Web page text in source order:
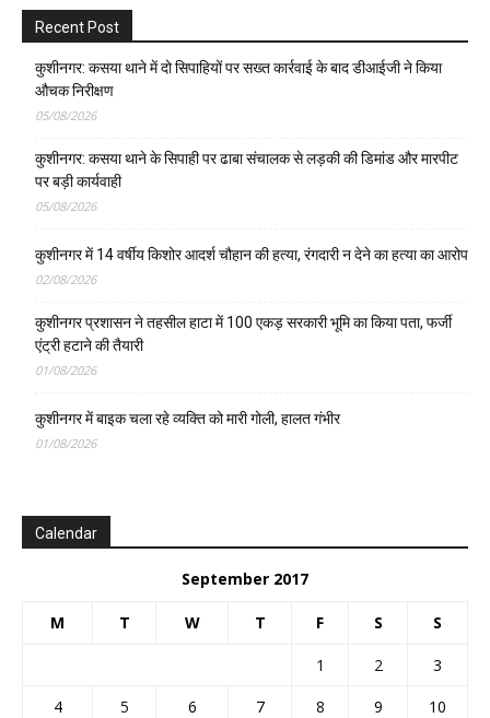
Recent Post
कुशीनगर: कसया थाने में दो सिपाहियों पर सख्त कार्रवाई के बाद डीआईजी ने किया
औचक निरीक्षण
05/08/2026
कुशीनगर: कसया थाने के सिपाही पर ढाबा संचालक से लड़की की डिमांड और मारपीट
पर बड़ी कार्यवाही
05/08/2026
कुशीनगर में 14 वर्षीय किशोर आदर्श चौहान की हत्या, रंगदारी न देने का हत्या का आरोप
02/08/2026
कुशीनगर प्रशासन ने तहसील हाटा में 100 एकड़ सरकारी भूमि का किया पता, फर्जी
एंट्री हटाने की तैयारी
01/08/2026
कुशीनगर में बाइक चला रहे व्यक्ति को मारी गोली, हालत गंभीर
01/08/2026
Calendar
September 2017
M T W T F S S
1 2
3
4
5 6 7 8 9
10